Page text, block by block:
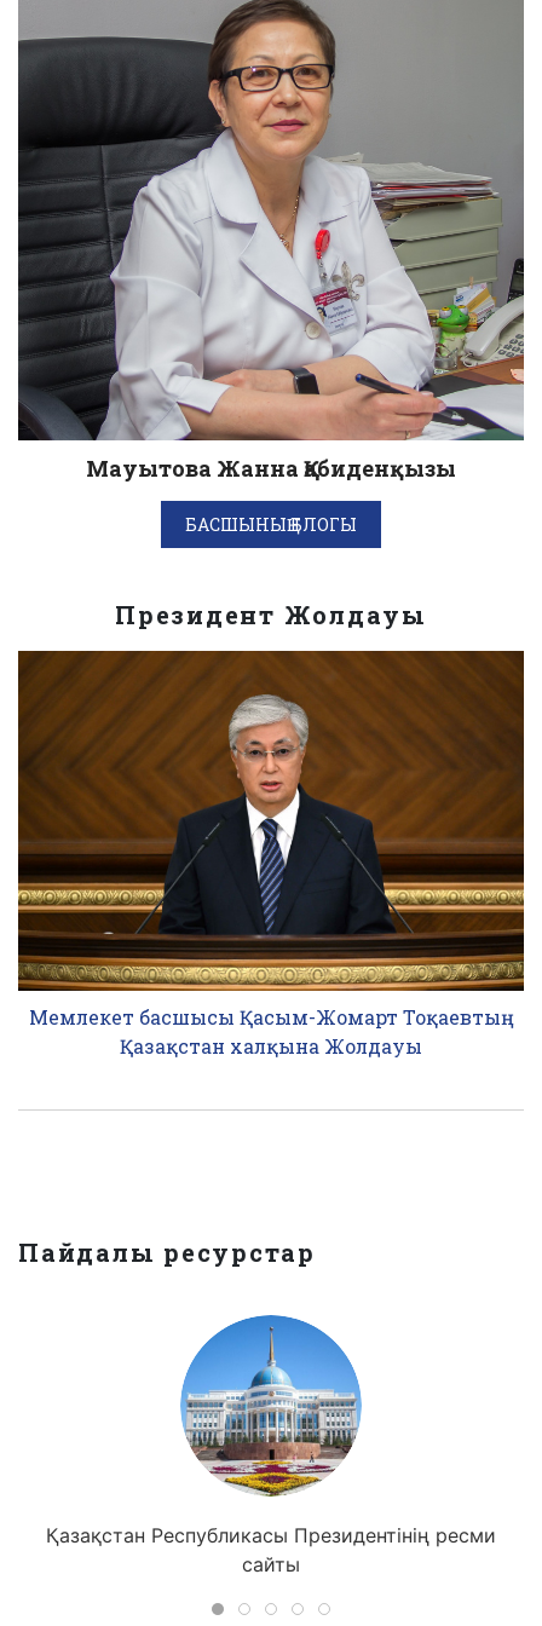
Мауытова Жанна Қабиденқызы
БАСШЫНЫҢ БЛОГЫ
Президент Жолдауы
Мемлекет басшысы Қасым-Жомарт Тоқаевтың
Қазақстан халқына Жолдауы
Пайдалы ресурстар
Қазақстан Республикасы Президентінің ресми
сайты